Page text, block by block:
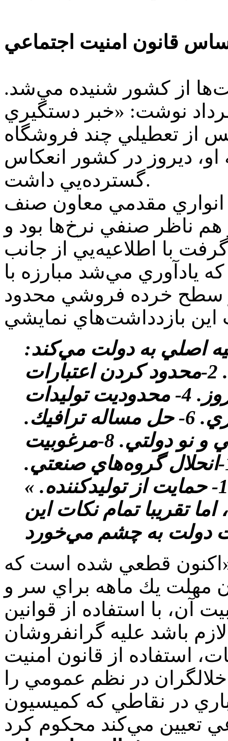
قانون امنيت اجتماعي
از كشور شنيده مي‌شد.
مرداد نوشت: «خبر دستگيري
از تعطيلي چند فروشگاه
ديروز در كشور انعكاس
گسترده‌يي داشت.
انواري مقدمي معاون صنف
ناظر صنفي نرخ‌ها بود و
با اطلاعيه‌يي از جانب
يادآوري مي‌شد مبارزه با
سطح خرده فروشي محدود
در ادامه 12توصيه اصلي به دولت مي‌كند:
«1-توزيع كالا توسط دولت. 2-‌‌محدود كردن اعتبارات
بانكي. 3-‌ايجاد بازارهاي روز. 4- محدوديت توليدات
لوكس. 5-كنترل آگهي‌هاي تجاري. 6- حل مساله ترافيك.
7- مبارزه عليه اعيان منشي و نو دولتي. 8-‌مرغوبيت
جنس. 9-انجمن‌هاي حمايتي. 10-انحلال گروه‌هاي صنعتي.
11- ايجاد مراجع شكايت. 12- حمايت از توليد‌كننده. »
تقريبا تمام نكات اين
«اكنون قطعي شده است كه
مهلت يك ماهه براي سر و
آن، با استفاده از قوانين
باشد عليه گرانفروشان
استفاده از قانون امنيت
در نظم عمومي را
در نقاطي كه كميسيون